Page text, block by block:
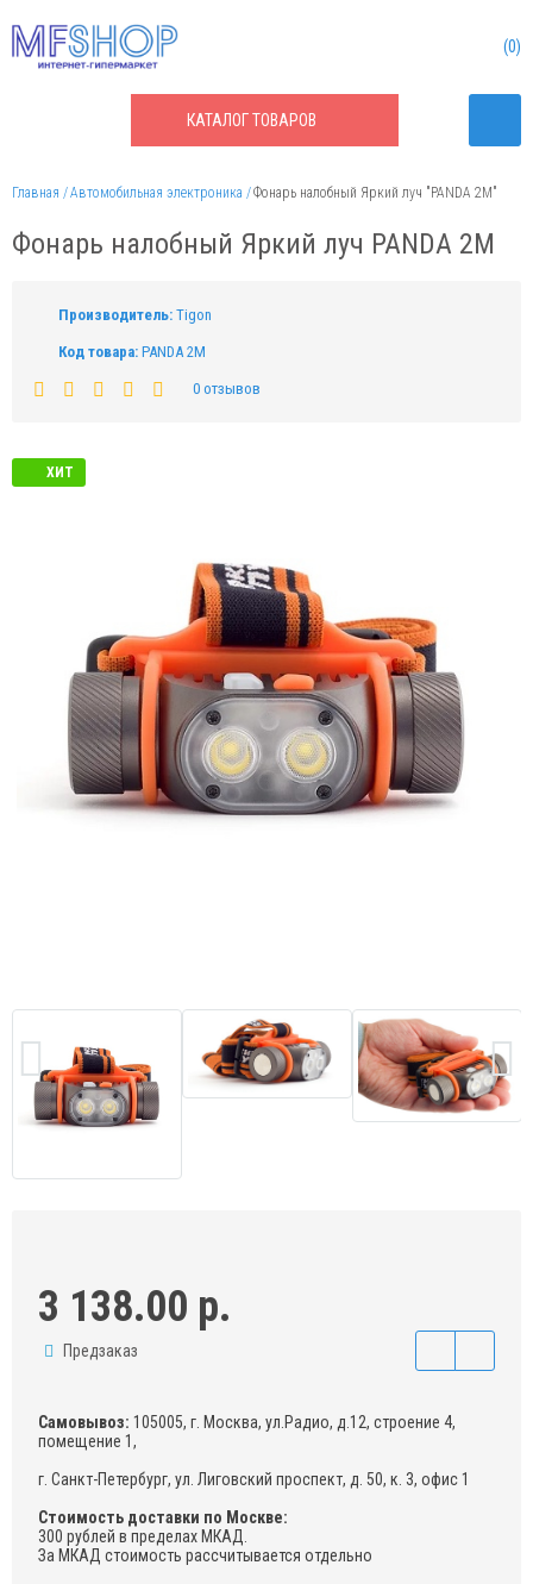
КАТАЛОГТОВАРОВ
0
Главная Автомобильная электроника Фонарь налобный Яркий луч "PANDA 2M"
Фонарь налобный Яркий луч PANDA 2M
Производитель: Tigon
Код товара: PANDA 2M
0 отзывов
ХИТ
3 138.00 р.
Предзаказ
Самовывоз: 105005, г. Москва, ул.Радио, д.12, строение 4,
помещение 1,
г. Санкт-Петербург, ул. Лиговский проспект, д. 50, к. 3, офис 1
Стоимость доставки по Москве:
300 рублей в пределах МКАД.
За МКАД стоимость рассчитывается отдельно